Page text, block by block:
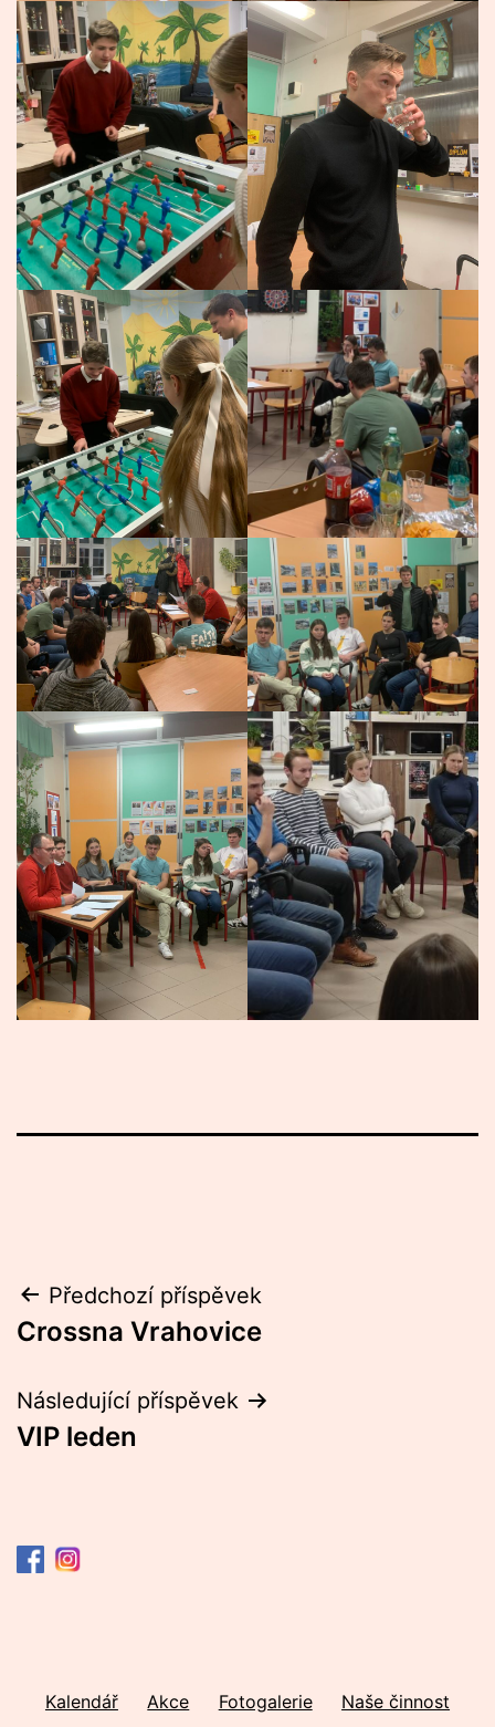
Navigace
pro
příspěvek
Předchozí příspěvek
Crossna Vrahovice
Následující příspěvek
VIP leden
Kalendář Akce Fotogalerie Naše činnost